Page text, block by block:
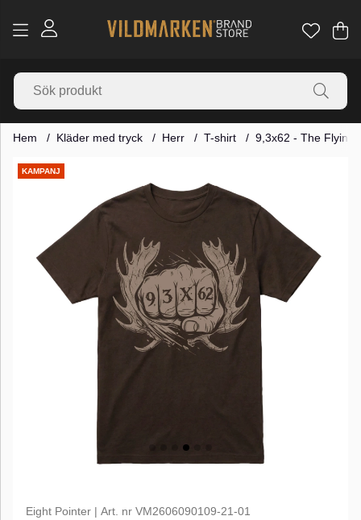
.
Hem Kläder med tryck Herr T-shirt 9,3x62 - The Flying
KAMPANJ
Produktbilder
Eight Pointer | Art. nr VM2606090109-21-01